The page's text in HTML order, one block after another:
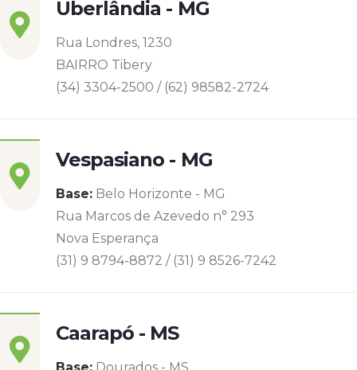
Uberlândia - MG
Rua Londres, 1230
BAIRRO Tibery
(34) 3304-2500 / (62) 98582-2724
Vespasiano - MG
Base: Belo Horizonte - MG
Rua Marcos de Azevedo n° 293
Nova Esperança
(31) 9 8794-8872 / (31) 9 8526-7242
Caarapó - MS